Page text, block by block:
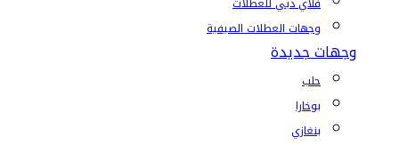
وجهات العطلات الصيفية
وجهات جديدة
حلب
بوخارا
بنغازي